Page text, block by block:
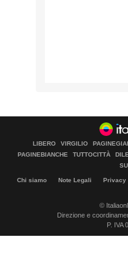
LIBERO VIRGILIO
PAGINEBIANCHE
TUTTOCITTÀ
Chi siamo Note Legali Privacy
©
Direzione e
P. IVA